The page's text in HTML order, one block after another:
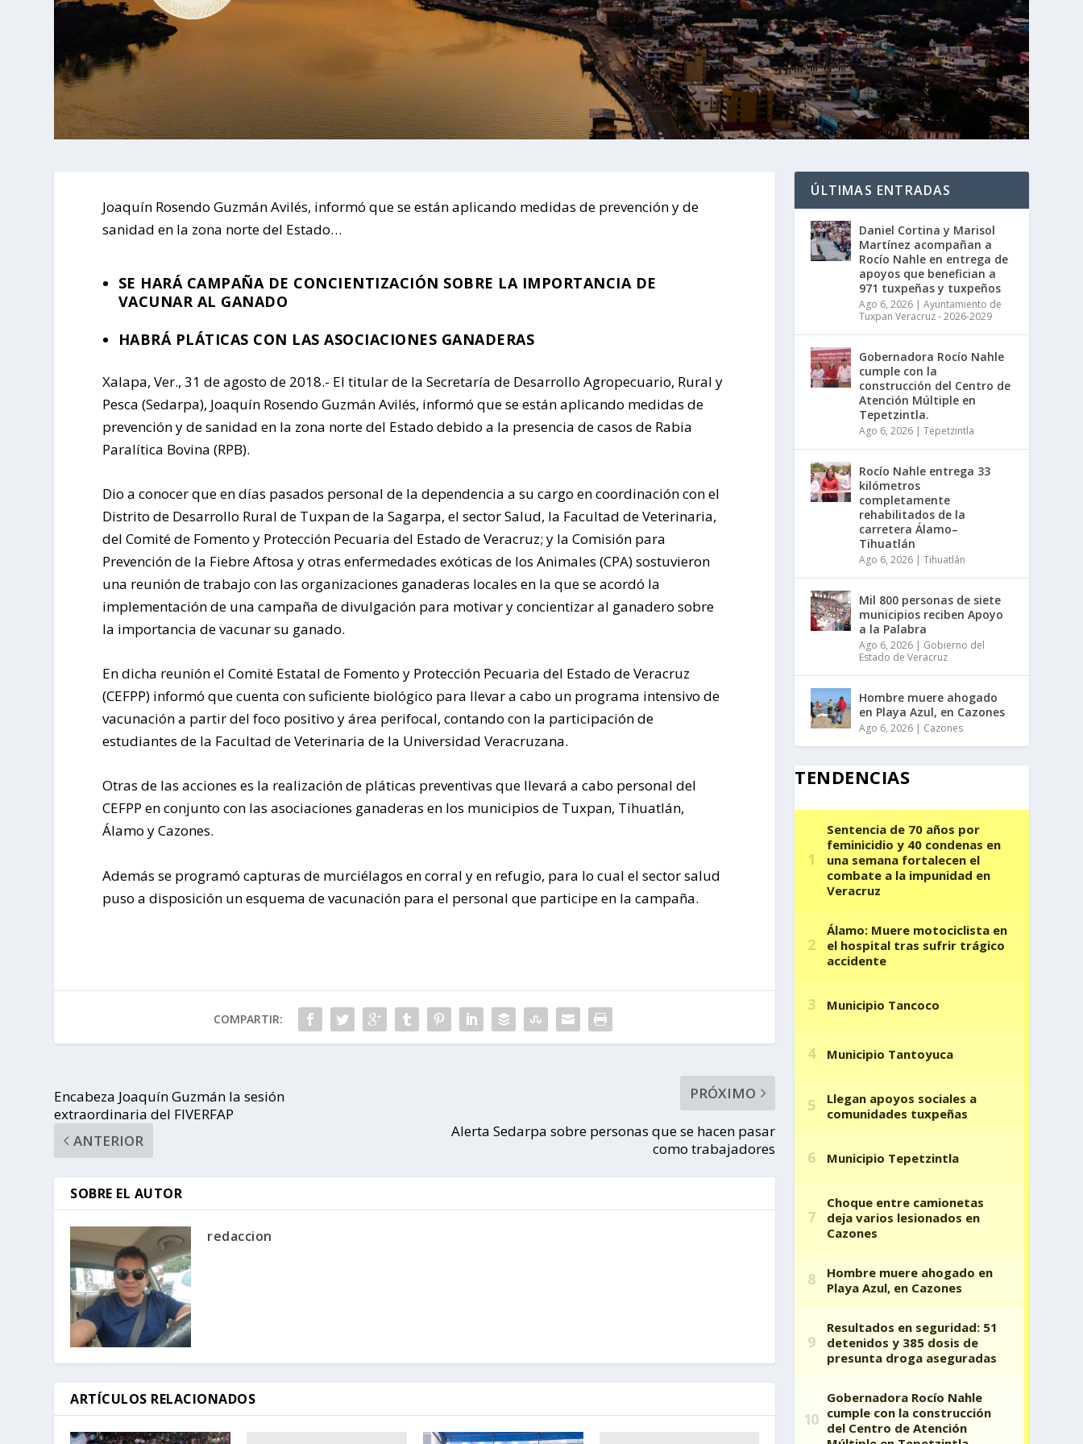
Joaquín Rosendo Guzmán Avilés, informó que se están aplicando medidas de prevención y de
sanidad en la zona norte del Estado…
SE HARÁ CAMPAÑA DE CONCIENTIZACIÓN SOBRE LA IMPORTANCIA DE
VACUNAR AL GANADO
HABRÁ PLÁTICAS CON LAS ASOCIACIONES GANADERAS
Xalapa, Ver., 31 de agosto de 2018.- El titular de la Secretaría de Desarrollo Agropecuario, Rural y
Pesca (Sedarpa), Joaquín Rosendo Guzmán Avilés, informó que se están aplicando medidas de
prevención y de sanidad en la zona norte del Estado debido a la presencia de casos de Rabia
Paralítica Bovina (RPB).
Dio a conocer que en días pasados personal de la dependencia a su cargo en coordinación con el
Distrito de Desarrollo Rural de Tuxpan de la Sagarpa, el sector Salud, la Facultad de Veterinaria,
del Comité de Fomento y Protección Pecuaria del Estado de Veracruz; y la Comisión para
Prevención de la Fiebre Aftosa y otras enfermedades exóticas de los Animales (CPA) sostuvieron
una reunión de trabajo con las organizaciones ganaderas locales en la que se acordó la
implementación de una campaña de divulgación para motivar y concientizar al ganadero sobre
la importancia de vacunar su ganado.
En dicha reunión el Comité Estatal de Fomento y Protección Pecuaria del Estado de Veracruz
(CEFPP) informó que cuenta con suficiente biológico para llevar a cabo un programa intensivo de
vacunación a partir del foco positivo y área perifocal, contando con la participación de
estudiantes de la Facultad de Veterinaria de la Universidad Veracruzana.
Otras de las acciones es la realización de pláticas preventivas que llevará a cabo personal del
CEFPP en conjunto con las asociaciones ganaderas en los municipios de Tuxpan, Tihuatlán,
Álamo y Cazones.
Además se programó capturas de murciélagos en corral y en refugio, para lo cual el sector salud
puso a disposición un esquema de vacunación para el personal que participe en la campaña.
COMPARTIR:
Encabeza Joaquín Guzmán la sesión
extraordinaria del FIVERFAP
ANTERIOR
PRÓXIMO
Alerta Sedarpa sobre personas que se hacen pasar
como trabajadores
SOBRE EL AUTOR
redaccion
ARTÍCULOS RELACIONADOS
ÚLTIMAS ENTRADAS
Daniel Cortina y Marisol
Martínez acompañan a
Rocío Nahle en entrega de
apoyos que benefician a
971 tuxpeñas y tuxpeños
Ago 6, 2026 |Ayuntamiento de
Tuxpan Veracruz - 2026-2029
Gobernadora Rocío Nahle
cumple con la
construcción del Centro de
Atención Múltiple en
Tepetzintla.
Ago 6, 2026 |Tepetzintla
Rocío Nahle entrega 33
kilómetros
completamente
rehabilitados de la
carretera Álamo–
Tihuatlán
Ago 6, 2026 |Tihuatlán
Mil 800 personas de siete
municipios reciben Apoyo
a la Palabra
Ago 6, 2026 | Gobierno del
Estado de Veracruz
Hombre muere ahogado
en Playa Azul, en Cazones
Ago 6, 2026 | Cazones
TENDENCIAS